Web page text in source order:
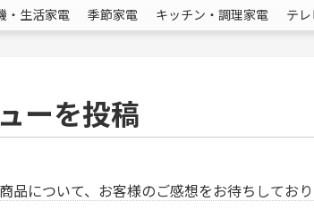
・生活家電 季節家電 キッチン・調理家電 テ
ーを投稿
商品について、お客様のご感想をお待ちしており